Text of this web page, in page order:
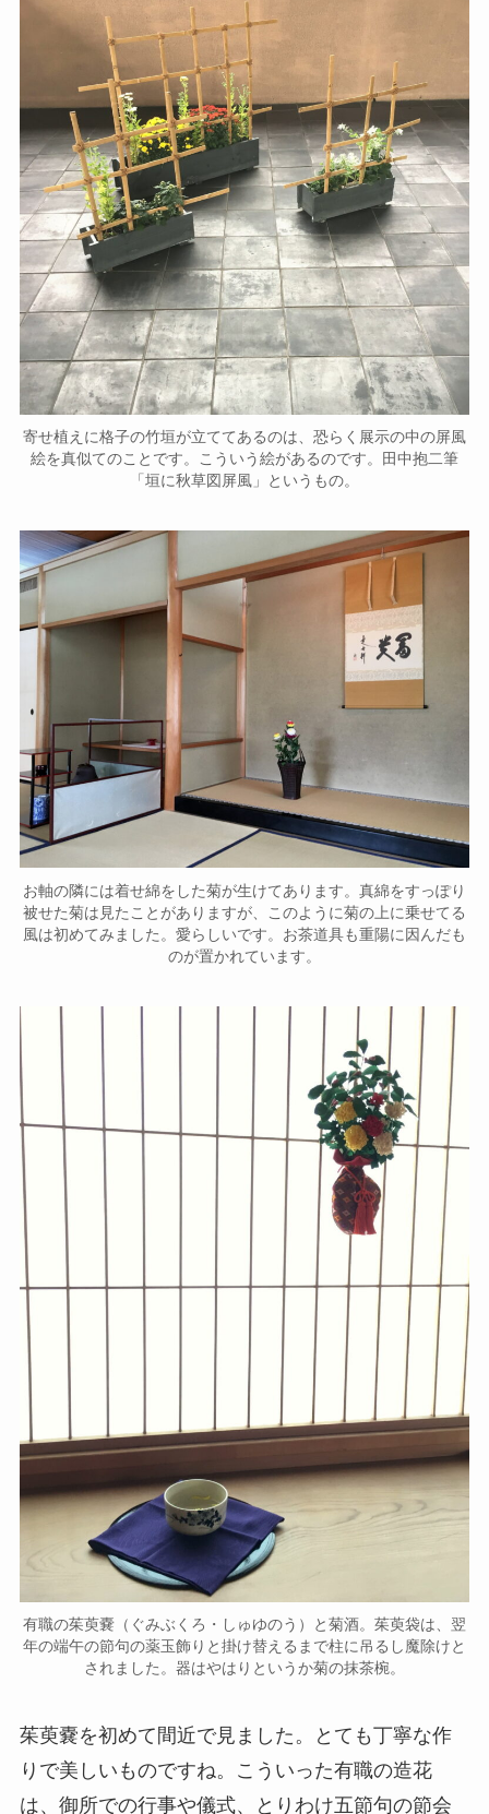
寄せ植えに格子の竹垣が立ててあるのは、恐らく展示の中の屏風
絵を真似てのことです。こういう絵があるのです。田中抱二筆
「垣に秋草図屏風」というもの。
お軸の隣には着せ綿をした菊が生けてあります。真綿をすっぽり
被せた菊は見たことがありますが、このように菊の上に乗せてる
風は初めてみました。愛らしいです。お茶道具も重陽に因んだも
のが置かれています。
有職の茱萸嚢（ぐみぶくろ・しゅゆのう）と菊酒。茱萸袋は、翌
年の端午の節句の薬玉飾りと掛け替えるまで柱に吊るし魔除けと
されました。器はやはりというか菊の抹茶椀。
茱萸嚢を初めて間近で見ました。とても丁寧な作
りで美しいものですね。こういった有職の造花
は、御所での行事や儀式、とりわけ五節句の節会